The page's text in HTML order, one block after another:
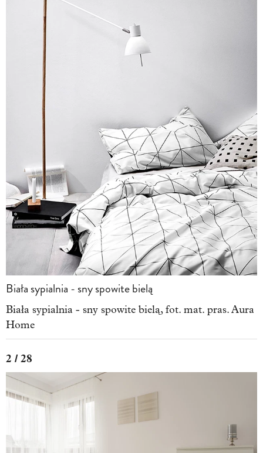
Biała sypialnia - sny spowite bielą
Biała sypialnia - sny spowite bielą, fot. mat. pras. Aura
Home
2 / 28